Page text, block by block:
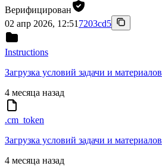
Верифицирован
02 апр 2026, 12:51 7203cd5
Instructions
Загрузка условий задачи и материалов
4 месяца назад
.cm_token
Загрузка условий задачи и материалов
4 месяца назад